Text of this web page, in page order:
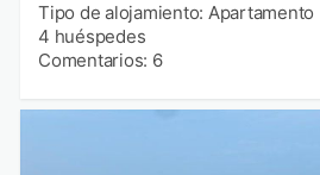
Tipo de alojamiento: Apartamento
4 huéspedes
Comentarios: 6